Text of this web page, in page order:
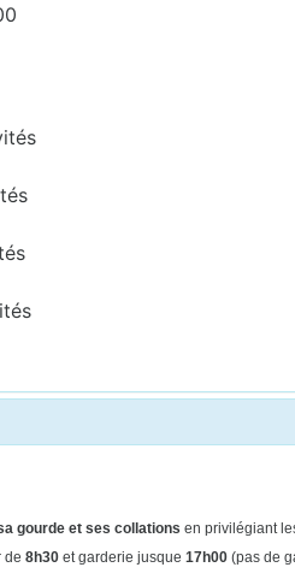
gourde et ses collations en privilégiant
de8h30 et garderie jusque17h00(pas de